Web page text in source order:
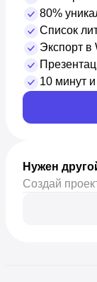
80%
Список
Экспорт в
10 минут и
Нужен
Создай